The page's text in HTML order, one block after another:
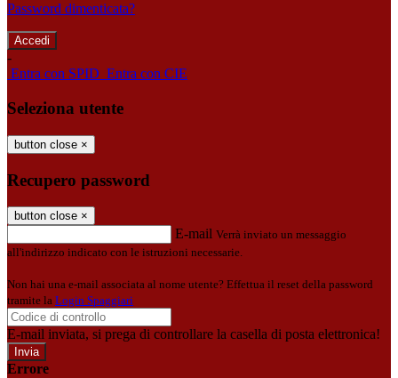
Password dimenticata?
-
Entra con SPID Entra con CIE
Seleziona utente
button close ×
Recupero password
button close ×
E-mail Verrà inviato un messaggio
all'indirizzo indicato con le istruzioni necessarie.
Non hai una e-mail associata al nome utente? Effettua il reset della password
tramite la Login Spaggiari
E-mail inviata, si prega di controllare la casella di posta elettronica!
Errore